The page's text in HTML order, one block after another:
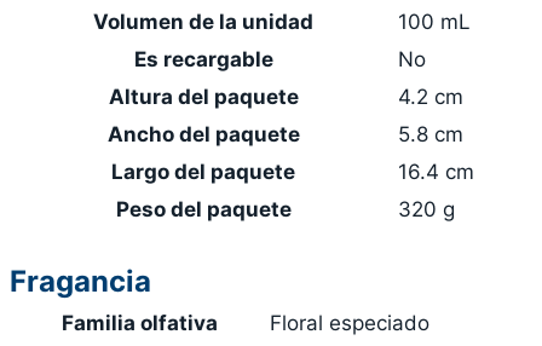
Volumen de la unidad
100 mL
Es recargable
No
Altura del paquete
4.2 cm
Ancho del paquete
5.8 cm
Largo del paquete
16.4 cm
Peso del paquete
320 g
Fragancia
Familia olfativa
Floral especiado